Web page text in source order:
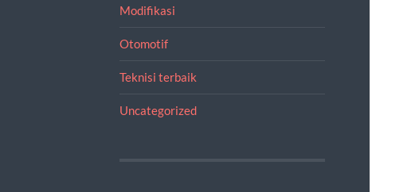
Modifikasi
Otomotif
Teknisi terbaik
Uncategorized